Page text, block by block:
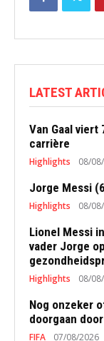
LATEST
Van Gaal
carrière
Highlights 08/
Jorge Messi
Highlights 08/
Lionel Messi
vader Jorge
Highlights 08/
Nog onzeker
doorgaan
FIFA 07/08/2026